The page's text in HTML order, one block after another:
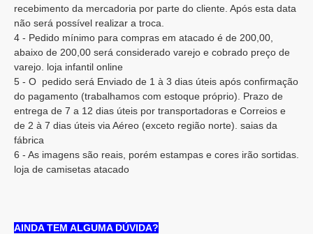
recebimento da mercadoria por parte do cliente. Após esta data
não será possível realizar a troca.
4 - Pedido mínimo para compras em atacado é de 200,00,
abaixo de 200,00 será considerado varejo e cobrado preço de
varejo. loja infantil online
5 - O pedido será Enviado de 1 à 3 dias úteis após confirmação
do pagamento (trabalhamos com estoque próprio). Prazo de
entrega de 7 a 12 dias úteis por transportadoras e Correios e
de 2 à 7 dias úteis via Aéreo (exceto região norte). saias da
fábrica
6 - As imagens são reais, porém estampas e cores irão sortidas.
loja de camisetas atacado
AINDA TEM ALGUMA DÚVIDA?